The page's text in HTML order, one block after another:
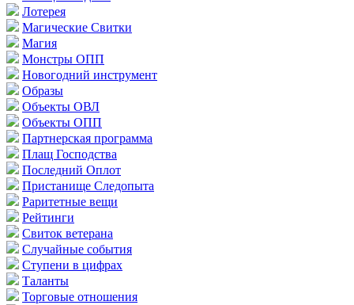
Лотерея
Магические Свитки
Магия
Монстры ОПП
Новогодний инструмент
Образы
Объекты ОВЛ
Объекты ОПП
Партнерская программа
Плащ Господства
Последний Оплот
Пристанище Следопыта
Раритетные вещи
Рейтинги
Свиток ветерана
Случайные события
Ступени в цифрах
Таланты
Торговые отношения